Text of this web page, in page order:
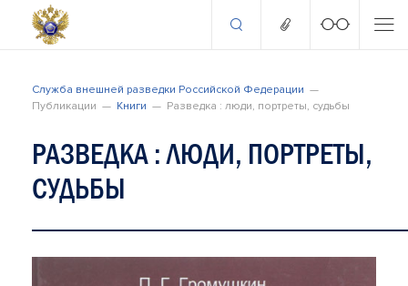
Служба внешней разведки Российской Федерации
Публикации
Книги Разведка : люди, портреты, судьбы
РАЗВЕДКА : ЛЮДИ, ПОРТРЕТЫ,
СУДЬБЫ